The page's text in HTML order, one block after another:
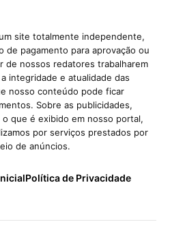
site totalmente independente,
de pagamento para aprovação ou
de nossos redatores trabalharem
integridade e atualidade das
nosso conteúdo pode ficar
Sobre as publicidades,
que é exibido em nosso portal,
por serviços prestados por
de anúncios.
Política de Privacidade